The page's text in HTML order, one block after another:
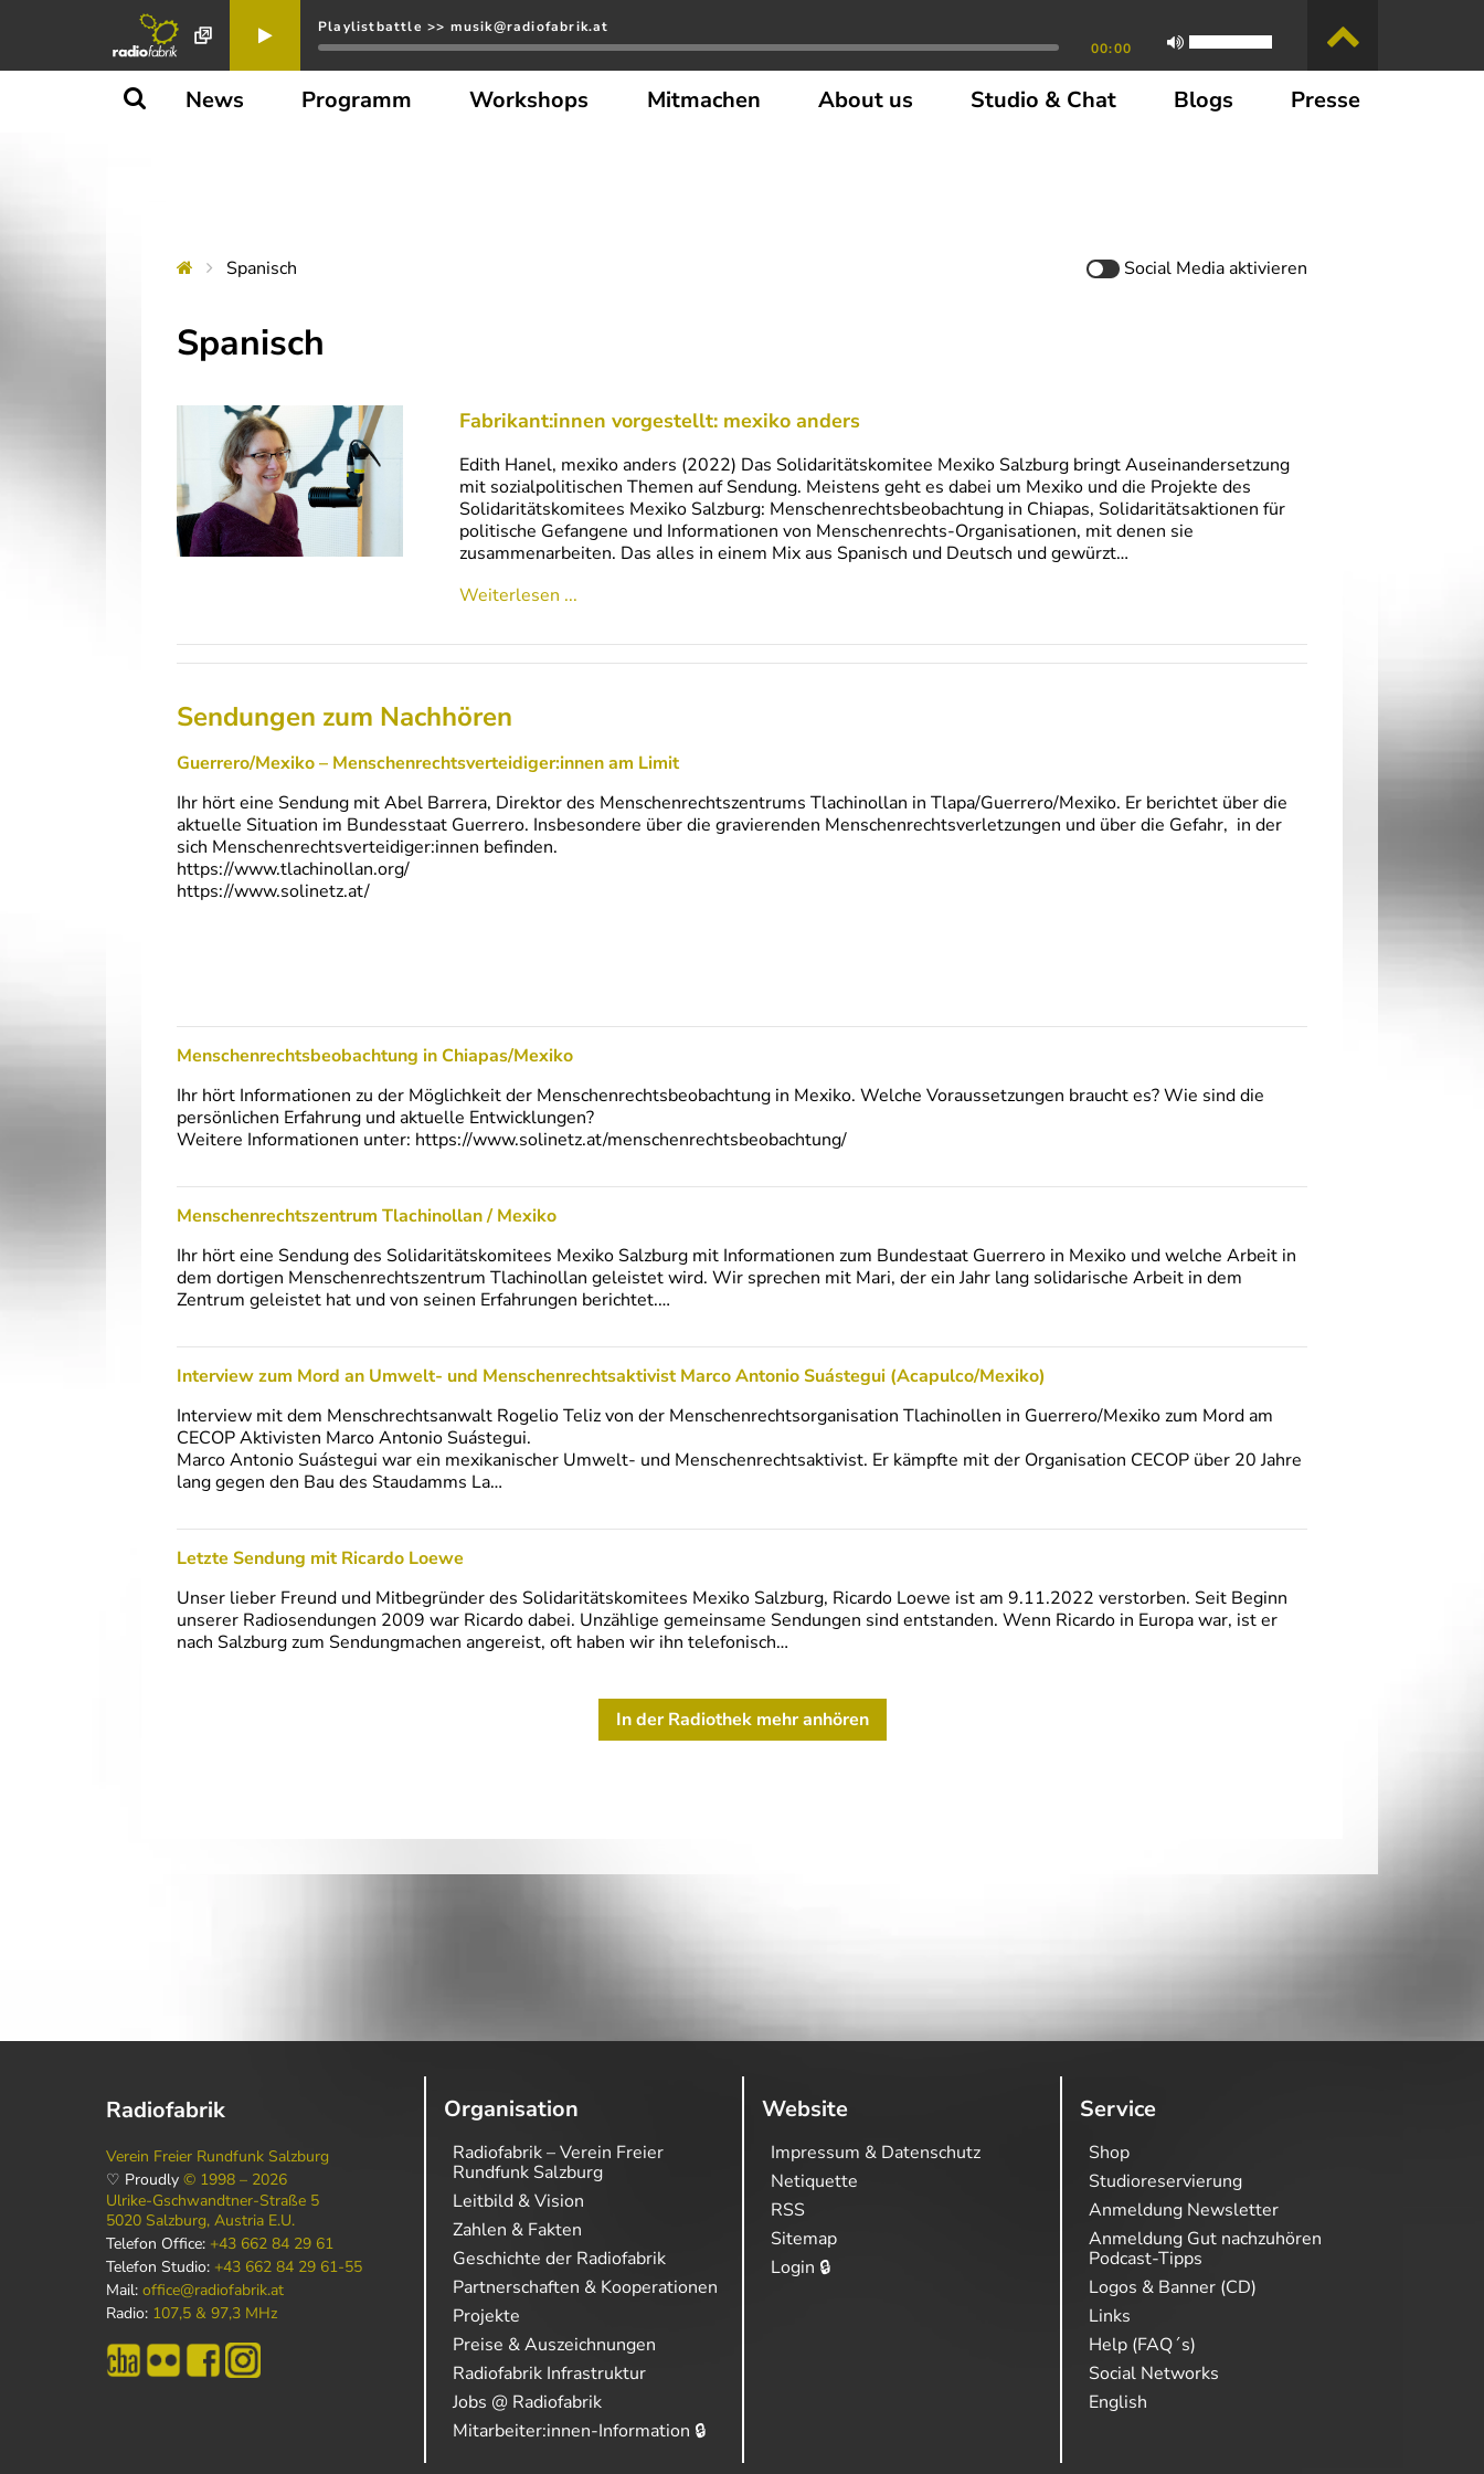
Playlistbattle >> musik@radiofabrik.at
00:00
News Programm Workshops Mitmachen About us Studio & Chat Blogs Presse
Spanisch Social Mediaaktivieren
Spanisch
Fabrikant:innen vorgestellt: mexiko anders
Edith Hanel, mexiko anders (2022) Das Solidaritätskomitee Mexiko Salzburg bringt Auseinandersetzung
mit sozialpolitischen Themen auf Sendung. Meistens geht es dabei um Mexiko und die Projekte des
Solidaritätskomitees Mexiko Salzburg: Menschenrechtsbeobachtung in Chiapas, Solidaritätsaktionen für
politische Gefangene und Informationen von Menschenrechts-Organisationen, mit denen sie
zusammenarbeiten. Das alles in einem Mix aus Spanisch und Deutsch und gewürzt…
Weiterlesen ...
Sendungen zum Nachhören
Guerrero/Mexiko – Menschenrechtsverteidiger:innen am Limit
Ihr hört eine Sendung mit Abel Barrera, Direktor des Menschenrechtszentrums Tlachinollan in Tlapa/Guerrero/Mexiko. Er berichtet über die
aktuelle Situation im Bundesstaat Guerrero. Insbesondere über die gravierenden Menschenrechtsverletzungen und über die Gefahr, in der
sich Menschenrechtsverteidiger:innen befinden.
https://www.tlachinollan.org/
https://www.solinetz.at/
Menschenrechtsbeobachtung in Chiapas/Mexiko
Ihr hört Informationen zu der Möglichkeit der Menschenrechtsbeobachtung in Mexiko. Welche Voraussetzungen braucht es? Wie sind die
persönlichen Erfahrung und aktuelle Entwicklungen?
Weitere Informationen unter: https://www.solinetz.at/menschenrechtsbeobachtung/
Menschenrechtszentrum Tlachinollan / Mexiko
Ihr hört eine Sendung des Solidaritätskomitees Mexiko Salzburg mit Informationen zum Bundestaat Guerrero in Mexiko und welche Arbeit in
dem dortigen Menschenrechtszentrum Tlachinollan geleistet wird. Wir sprechen mit Mari, der ein Jahr lang solidarische Arbeit in dem
Zentrum geleistet hat und von seinen Erfahrungen berichtet.…
Interview zum Mord an Umwelt- und Menschenrechtsaktivist Marco Antonio Suástegui (Acapulco/Mexiko)
Interview mit dem Menschrechtsanwalt Rogelio Teliz von der Menschenrechtsorganisation Tlachinollen in Guerrero/Mexiko zum Mord am
CECOP Aktivisten Marco Antonio Suástegui.
Marco Antonio Suástegui war ein mexikanischer Umwelt- und Menschenrechtsaktivist. Er kämpfte mit der Organisation CECOP über 20 Jahre
lang gegen den Bau des Staudamms La…
Letzte Sendung mit Ricardo Loewe
Unser lieber Freund und Mitbegründer des Solidaritätskomitees Mexiko Salzburg, Ricardo Loewe ist am 9.11.2022 verstorben. Seit Beginn
unserer Radiosendungen 2009 war Ricardo dabei. Unzählige gemeinsame Sendungen sind entstanden. Wenn Ricardo in Europa war, ist er
nach Salzburg zum Sendungmachen angereist, oft haben wir ihn telefonisch…
In der Radiothek mehr anhören
Radiofabrik
Verein Freier Rundfunk Salzburg
♡ Proudly © 1998 – 2026
Ulrike-Gschwandtner-Straße 5
5020 Salzburg, Austria E.U.
Telefon Office: +43 662 84 29 61
Telefon Studio: +43 662 84 29 61-55
Mail: office@radiofabrik.at
Radio: 107,5 & 97,3 MHz
Organisation
Radiofabrik – Verein Freier
Rundfunk Salzburg
Leitbild & Vision
Zahlen & Fakten
Geschichte der Radiofabrik
Partnerschaften & Kooperationen
Projekte
Preise & Auszeichnungen
Radiofabrik Infrastruktur
Jobs @ Radiofabrik
Mitarbeiter:innen-Information 🔒
Website
Impressum & Datenschutz
Netiquette
RSS
Sitemap
Login 🔒
Service
Shop
Studioreservierung
Anmeldung Newsletter
Anmeldung Gut nachzuhören
Podcast-Tipps
Logos & Banner (CD)
Links
Help (FAQ´s)
Social Networks
English